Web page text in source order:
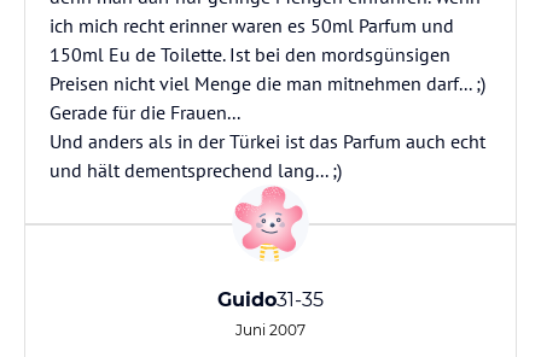
ich mich recht erinner waren es 50ml Parfum und
150ml Eu de Toilette. Ist bei den mordsgünsigen
Preisen nicht viel Menge die man mitnehmen darf... ;)
Gerade für die Frauen...
Und anders als in der Türkei ist das Parfum auch echt
und hält dementsprechend lang... ;)
Guido31-35
Juni 2007